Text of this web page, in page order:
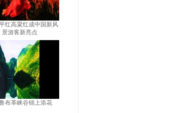
红高粱红成中国新风
景游客新亮点
布革峡谷锦上添花